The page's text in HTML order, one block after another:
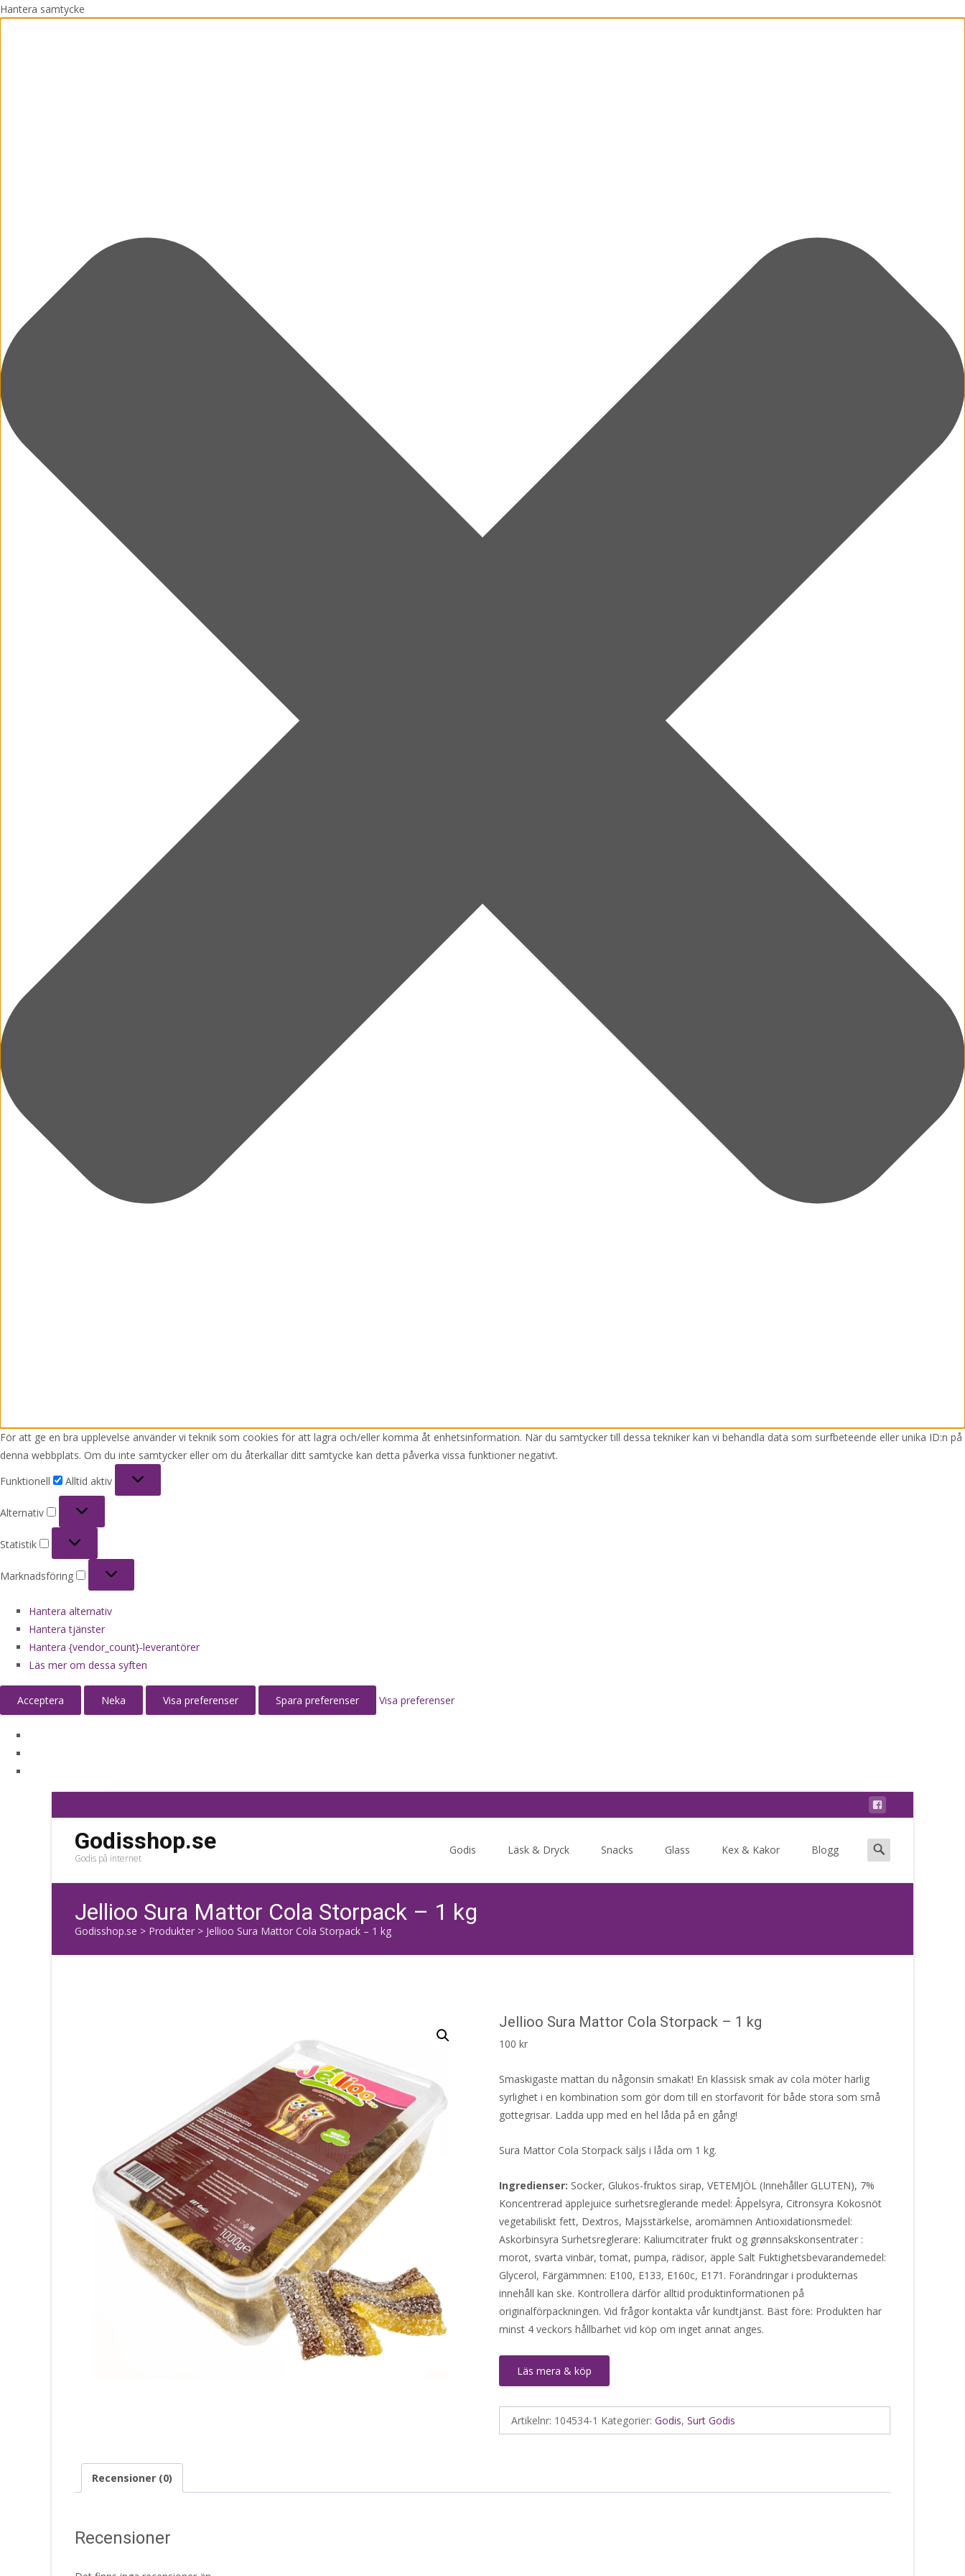
Hantera samtycke
För att ge en bra upplevelse använder vi teknik som cookies för att lagra och/eller komma åt enhetsinformation. När du samtycker till dessa tekniker kan vi behandla data som surfbeteende eller unika ID:n på
denna webbplats. Om du inte samtycker eller om du återkallar ditt samtycke kan detta påverka vissa funktioner negativt.
Funktionell
Alltid aktiv
Alternativ
Statistik
Marknadsföring
Hantera alternativ
Hantera tjänster
Hantera {vendor_count}-leverantörer
Läs mer om dessa syften
Acceptera Neka Visa preferenser Spara preferenser Visa preferenser
Godisshop.se
Godis på internet
Godis Läsk & Dryck Snacks Glass Kex & Kakor Blogg
Search
for:
Jellioo Sura Mattor Cola Storpack – 1 kg
Godisshop.se > Produkter > Jellioo Sura Mattor Cola Storpack – 1 kg
Jellioo Sura Mattor Cola Storpack – 1 kg
100 kr
Smaskigaste mattan du någonsin smakat! En klassisk smak av cola möter härlig
syrlighet i en kombination som gör dom till en storfavorit för både stora som små
gottegrisar. Ladda upp med en hel låda på en gång!
Sura Mattor Cola Storpack säljs i låda om 1 kg.
Ingredienser: Socker, Glukos-fruktos sirap, VETEMJÖL (Innehåller GLUTEN), 7%
Koncentrerad äpplejuice surhetsreglerande medel: Âppelsyra, Citronsyra Kokosnöt
vegetabiliskt fett, Dextros, Majsstärkelse, aromämnen Antioxidationsmedel:
Askorbinsyra Surhetsreglerare: Kaliumcitrater frukt og grønnsakskonsentrater :
morot, svarta vinbär, tomat, pumpa, rädisor, äpple Salt Fuktighetsbevarandemedel:
Glycerol, Färgämmnen: E100, E133, E160c, E171. Förändringar i produkternas
innehåll kan ske. Kontrollera därför alltid produktinformationen på
originalförpackningen. Vid frågor kontakta vår kundtjänst. Bäst före: Produkten har
minst 4 veckors hållbarhet vid köp om inget annat anges.
Läs mera & köp
Artikelnr: 104534-1 Kategorier: Godis, Surt Godis
Recensioner (0)
Recensioner